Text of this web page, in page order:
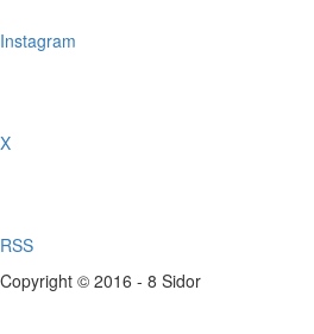
Instagram
X
RSS
Copyright © 2016 - 8 Sidor